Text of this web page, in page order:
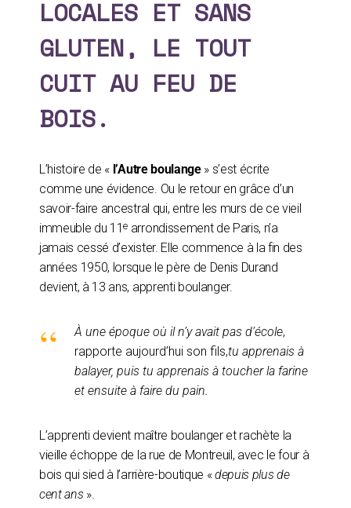
LOCALES ET SANS
GLUTEN, LE TOUT
CUIT AU FEU DE
BOIS.
L’histoire de « l’Autre boulange» s’est écrite
comme une évidence. Ou le retour en grâce d’un
savoir-faire ancestral qui, entre les murs de ce vieil
immeuble du 11e arrondissement de Paris, n’a
jamais cessé d’exister. Elle commence à la fin des
années 1950, lorsque le père de Denis Durand
devient, à 13 ans, apprenti boulanger.
À une époque où il n’y avait pas d’école,
rapporte aujourd’hui son fils,tu apprenais à
balayer, puis tu apprenais à toucher la farine
et ensuite à faire du pain.
L’apprenti devient maître boulanger et rachète la
vieille échoppe de la rue de Montreuil, avec le four à
bois qui sied à l’arrière-boutique «depuis plus de
cent ans ».